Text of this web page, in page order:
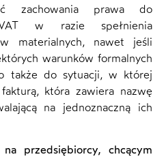
zachowania prawa do
w razie spełnienia
materialnych, nawet jeśli
warunków formalnych
także do sytuacji, w której
która zawiera nazwę
na jednoznaczną ich
przedsiębiorcy, chcącym